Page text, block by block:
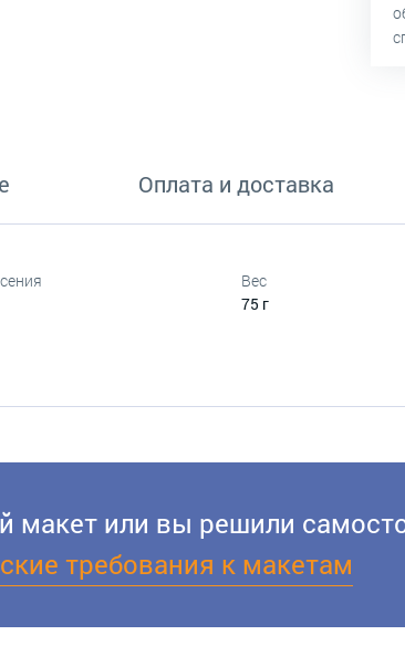
Оплата и доставка
Вес
75 г
макет или вы решили
требования к макетам